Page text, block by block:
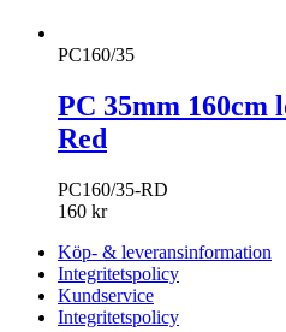
PC160/35
PC 35mm 160cm
Red
PC160/35-RD
160 kr
Köp- & leveransinformation
Integritetspolicy
Kundservice
Integritetspolicy